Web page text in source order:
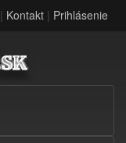
| Kontakt | Prihlásenie